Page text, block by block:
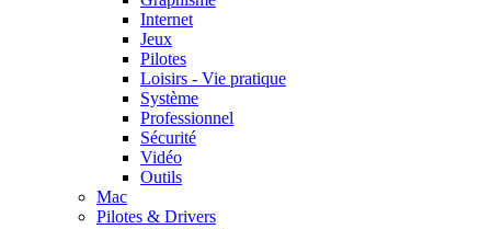
Internet
Jeux
Pilotes
Loisirs - Vie pratique
Système
Professionnel
Sécurité
Vidéo
Outils
Mac
Pilotes & Drivers